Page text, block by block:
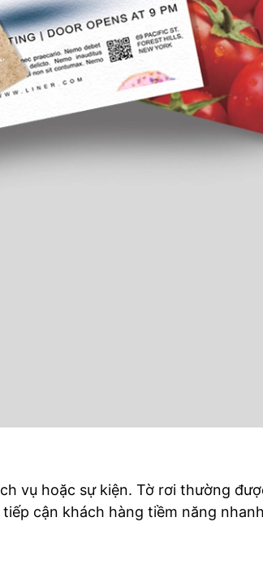
vụ hoặc sự kiện. Tờ rơi thường
cận khách hàng tiềm năng